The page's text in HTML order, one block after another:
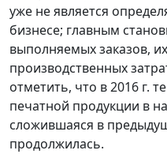
уже не является
бизнесе; главным
выполняемых заказов,
производственных
отметить, что в 2016 г.
печатной продукции в
сложившаяся в
продолжилась.